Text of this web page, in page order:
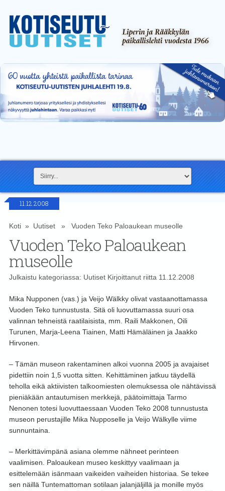
11.12.2008
Koti» Uutiset» Vuoden Teko Paloaukean museolle
Vuoden Teko Paloaukean
museolle
Julkaistu kategoriassa: UutisetKirjoittanut riitta11.12.2008
Mika Nupponen (vas.) ja Veijo Wälkky olivat vastaanottamassa
Vuoden Teko tunnustusta. Sitä oli luovuttamassa suuri osa
valinnan tehneistä raatilaisista, mm. Raili Makkonen, Oili
Turunen, Marja-Leena Tiainen, Matti Hämäläinen ja Jaakko
Hirvonen.
– Tämän museon rakentaminen alkoi vuonna 2005 ja avajaiset
pidettiin noin 1,5 vuotta sitten. Kehittäminen jatkuu täydellä
teholla eikä aktiivisten talkoomiesten olemuksessa ole nähtävissä
pieniäkään antautumisen merkkejä, päätoimittaja Tarmo
Nenonen totesi luovuttaessaan Vuoden Teko 2008 tunnustusta
museon perustajille Mika Nupposelle ja Veijo Wälkylle viime
sunnuntaina.
– Merkittävimpänä asiana olemme nähneet perinteen
vaalimisen. Paloaukean museo keskittyy vaalimaan ja
esittelemään isänmaan vaikeiden vaiheiden historiaa. Se tekee
sen näillä Tuntemattoman sotilaan jalanjäljillä ja monille myös